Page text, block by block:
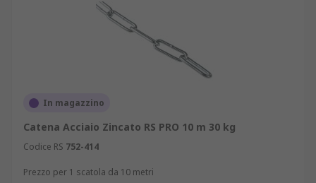
In magazzino
Catena Acciaio Zincato RS PRO 10 m 30 kg
Codice RS 752-414
Prezzo per 1 scatola da 10 metri